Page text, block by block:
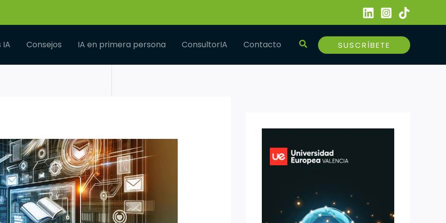
IA Consejos IA en primera persona ConsultorIA Contacto Buscar SUSCRÍBETE